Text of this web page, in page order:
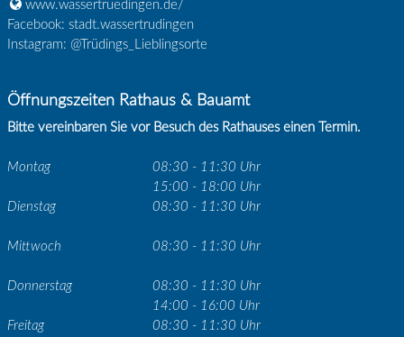
www.wassertruedingen.de/
Facebook: stadt.wassertrudingen
Instagram: @Trüdings_Lieblingsorte
Öffnungszeiten Rathaus & Bauamt
Bitte vereinbaren Sie vor Besuch des Rathauses einen Termin.
Montag
08:30 - 11:30 Uhr
15:00 - 18:00 Uhr
Dienstag
08:30 - 11:30 Uhr
Mittwoch 08:30 - 11:30 Uhr
Donnerstag
08:30 - 11:30 Uhr
14:00 - 16:00 Uhr
Freitag
08:30 - 11:30 Uhr